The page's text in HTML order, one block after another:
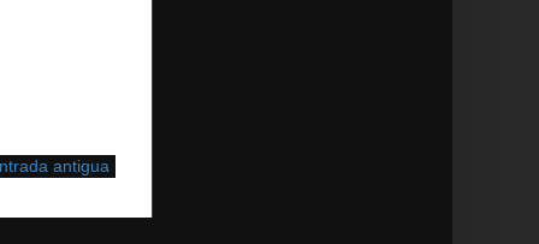
antigua